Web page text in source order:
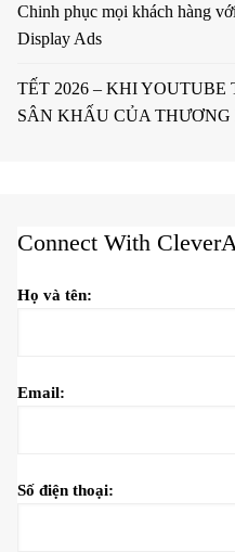
Chinh phục mọi khách hàng
Display Ads
TẾT 2026 – KHI YOUTUBE
SÂN KHẤU CỦA THƯƠNG
Connect With
Họ và tên:
Email:
Số điện thoại: